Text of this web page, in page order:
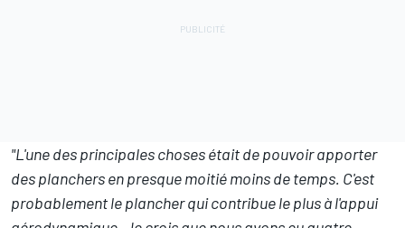
"L'une des principales choses était de pouvoir apporter
des planchers en presque moitié moins de temps. C'est
probablement le plancher qui contribue le plus à l'appui